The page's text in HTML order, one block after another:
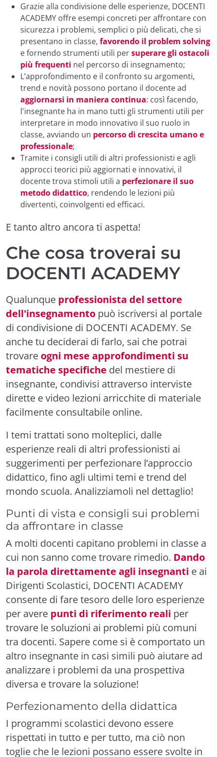
Grazie alla condivisione delle esperienze, DOCENTI
ACADEMY offre esempi concreti per affrontare con
sicurezza i problemi, semplici o più delicati, che si
presentano in classe, favorendo il problem solving
e fornendo strumenti utili persuperare gli ostacoli
più frequenti nel percorso di insegnamento;
L’approfondimento e il confronto su argomenti,
trend e novità possono portano il docente ad
aggiornarsi in maniera continua: così facendo,
l'insegnante ha in mano tutti gli strumenti utili per
interpretare in modo innovativo il suo ruolo in
classe, avviando un percorso di crescita umano e
professionale;
Tramite i consigli utili di altri professionisti e agli
approcci teorici più aggiornati e innovativi, il
docente trova stimoli utili a perfezionare il suo
metodo didattico, rendendo le lezioni più
divertenti, coinvolgenti ed efficaci.
E tanto altro ancora ti aspetta!
Che cosa troverai su
DOCENTI ACADEMY
Qualunque professionista del settore
dell'insegnamento può iscriversi al portale
di condivisione di DOCENTI ACADEMY. Se
anche tu deciderai di farlo, sai che potrai
trovare ogni mese approfondimenti su
tematiche specifiche del mestiere di
insegnante, condivisi attraverso interviste
dirette e video lezioni arricchite di materiale
facilmente consultabile online.
I temi trattati sono molteplici, dalle
esperienze reali di altri professionisti ai
suggerimenti per perfezionare l’approccio
didattico, fino agli ultimi temi e trend del
mondo scuola. Analizziamoli nel dettaglio!
Punti di vista e consigli sui problemi
da affrontare in classe
A molti docenti capitano problemi in classe a
cui non sanno come trovare rimedio. Dando
la parola direttamente agli insegnanti e ai
Dirigenti Scolastici, DOCENTI ACADEMY
consente di fare tesoro delle loro esperienze
per avere punti di riferimento reali per
trovare le soluzioni ai problemi più comuni
tra docenti. Sapere come si è comportato un
altro insegnante in casi simili può aiutare ad
analizzare i problemi da una prospettiva
diversa e trovare la soluzione!
Perfezionamento della didattica
I programmi scolastici devono essere
rispettati in tutto e per tutto, ma ciò non
toglie che le lezioni possano essere svolte in